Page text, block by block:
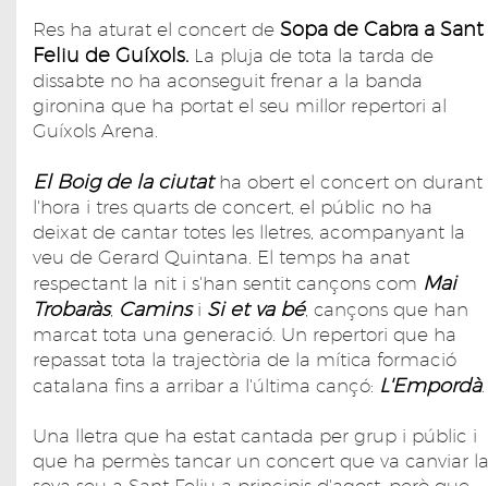
Res ha aturat el concert de Sopa de Cabra a Sant
Feliu de Guíxols. La pluja de tota la tarda de
dissabte no ha aconseguit frenar a la banda
gironina que ha portat el seu millor repertori al
Guíxols Arena.
El Boig de la ciutatha obert el concert on durant
l'hora i tres quarts de concert, el públic no ha
deixat de cantar totes les lletres, acompanyant la
veu de Gerard Quintana. El temps ha anat
respectant la nit i s'han sentit cançons com Mai
Trobaràs, Caminsi Si et va bé, cançons que han
marcat tota una generació. Un repertori que ha
repassat tota la trajectòria de la mítica formació
catalana fins a arribar a l'última cançó: L'Empordà.
Una lletra que ha estat cantada per grup i públic i
que ha permès tancar un concert que va canviar la